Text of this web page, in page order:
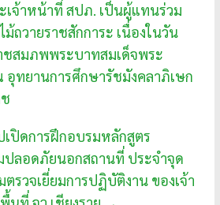
เจ้าหน้าที่ สปภ. เป็นผู้แทนร่วม
ถวายราชสักการะ เนื่องในวัน
ชสมภพพระบาทสมเด็จพระ
อุทยานการศึกษารัชมังคลาภิเษก
เปิดการฝึกอบรมหลักสูตร
ปลอดภัยนอกสถานที่ ประจำจุด
รวจเยี่ยมการปฏิบัติงาน ของเจ้า